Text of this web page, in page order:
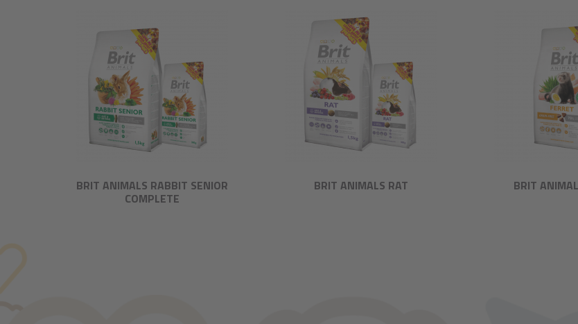
BRIT ANIMALS RABBIT SENIOR
COMPLETE
BRIT ANIMALS RAT BRIT